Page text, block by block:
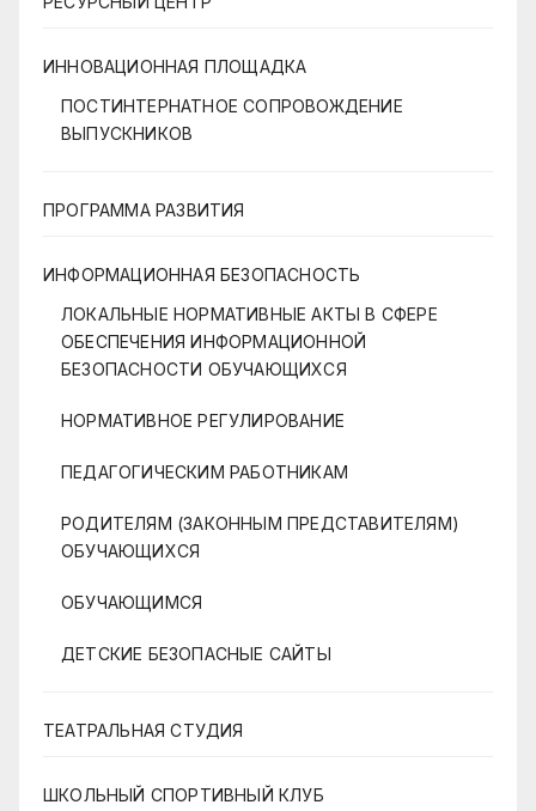
ИННОВАЦИОННАЯ ПЛОЩАДКА
ПОСТИНТЕРНАТНОЕ СОПРОВОЖДЕНИЕ
ВЫПУСКНИКОВ
ПРОГРАММА РАЗВИТИЯ
ИНФОРМАЦИОННАЯ БЕЗОПАСНОСТЬ
ЛОКАЛЬНЫЕ НОРМАТИВНЫЕ АКТЫ В СФЕРЕ
ОБЕСПЕЧЕНИЯ ИНФОРМАЦИОННОЙ
БЕЗОПАСНОСТИ ОБУЧАЮЩИХСЯ
НОРМАТИВНОЕ РЕГУЛИРОВАНИЕ
ПЕДАГОГИЧЕСКИМ РАБОТНИКАМ
РОДИТЕЛЯМ (ЗАКОННЫМ ПРЕДСТАВИТЕЛЯМ)
ОБУЧАЮЩИХСЯ
ОБУЧАЮЩИМСЯ
ДЕТСКИЕ БЕЗОПАСНЫЕ САЙТЫ
ТЕАТРАЛЬНАЯ СТУДИЯ
ШКОЛЬНЫЙ СПОРТИВНЫЙ КЛУБ